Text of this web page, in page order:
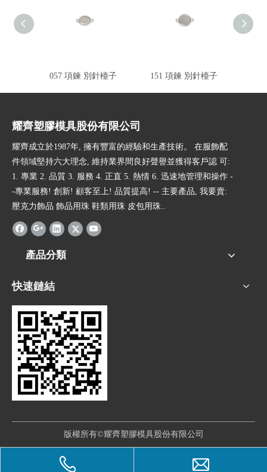
057 項鍊 別針檯子 151 項鍊 別針檯子
耀齊塑膠模具股份有限公司
耀齊成立於1987年, 擁有豐富的經驗和生產技術。 在服飾配
件領域堅持六大理念, 維持業界間良好聲譽並獲得客戶認 可:
1. 專業 2. 品質 3. 服務 4. 正直 5. 熱情 6. 迅速地管理和操作 -
-專業服務! 創新! 顧客至上! 品質提高! -- 主要產品, 我要賣:
壓克力飾品 飾品用珠 鞋類用珠 皮包用珠..
產品分類
快速鏈結
版權所有©耀齊塑膠模具股份有限公司